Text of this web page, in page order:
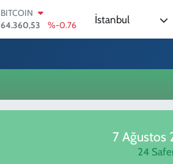
BITCOIN
64.360,53
%-0.76
DOLAR
64,1897
%0.02
GRAM ALTIN
İstanbul
7 Ağustos
24